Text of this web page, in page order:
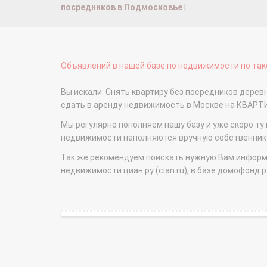
посредников в Подмосковье
Объявлений в нашей базе по недвижимости по
Вы искали: Снять квартиру без посредников
сдать в аренду недвижимость в Москве на
Мы регулярно пополняем нашу базу и уже скоро
недвижимости наполняются вручную
Так же рекомендуем поискать нужную Вам
недвижимости циан.ру (cian.ru), в базе